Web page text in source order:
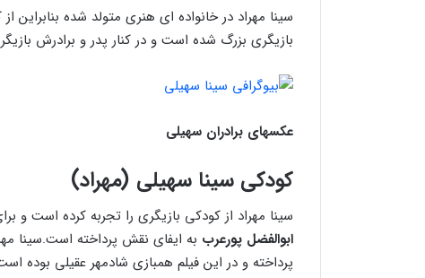
سینا مهراد در خانواده ای هنری متولد شده
بازیگری بزرگ شده است و در کنار پدر و برادرش
عکسهای برادران سهیلی
کودکی سینا سهیلی (مهراد)
سینا مهراد از کودکی بازیگری را تجربه کرده است و برای اولین بار در ۴ سالگی در فیلم
ابوالفضل پورعرب به ایفای نقش پرداخته است.سینا
پرداخته و در این فیلم همبازی شادمهر عقیلی بوده